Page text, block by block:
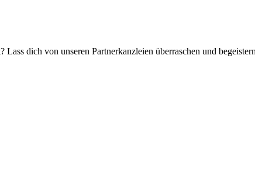
Lass dich von unseren Partnerkanzleien überraschen und